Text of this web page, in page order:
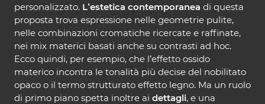
personalizzato. L’estetica contemporanea di questa
proposta trova espressione nelle geometrie pulite,
nelle combinazioni cromatiche ricercate e raffinate,
nei mix materici basati anche su contrasti ad hoc.
Ecco quindi, per esempio, che l’effetto ossido
materico incontra le tonalità più decise del nobilitato
opaco o il termo strutturato effetto legno. Ma un ruolo
di primo piano spetta inoltre ai dettagli, e una